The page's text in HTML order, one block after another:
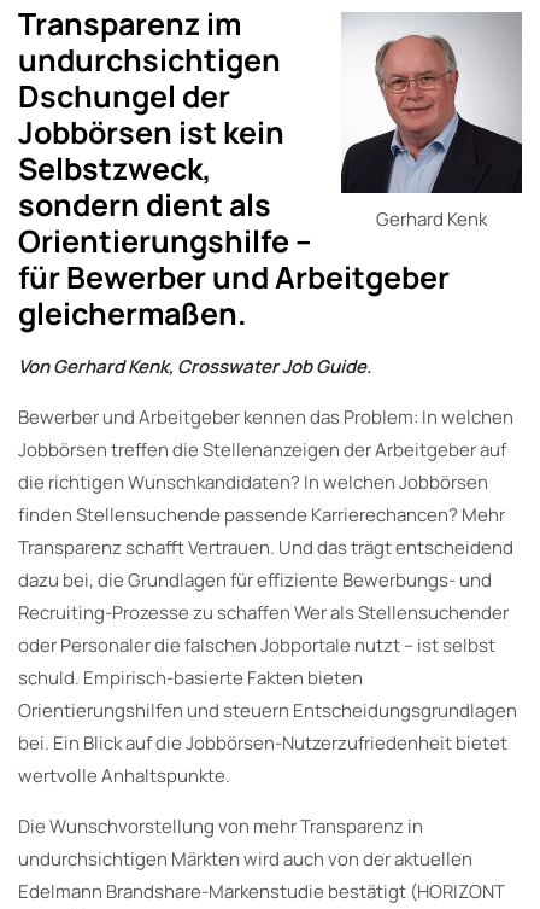
Gerhard Kenk
Transparenz im
undurchsichtigen
Dschungel der
Jobbörsen ist kein
Selbstzweck,
sondern dient als
Orientierungshilfe –
für Bewerber und Arbeitgeber
gleichermaßen.
Von Gerhard Kenk, Crosswater Job Guide.
Bewerber und Arbeitgeber kennen das Problem: In welchen
Jobbörsen treffen die Stellenanzeigen der Arbeitgeber auf
die richtigen Wunschkandidaten? In welchen Jobbörsen
finden Stellensuchende passende Karrierechancen? Mehr
Transparenz schafft Vertrauen. Und das trägt entscheidend
dazu bei, die Grundlagen für effiziente Bewerbungs- und
Recruiting-Prozesse zu schaffen Wer als Stellensuchender
oder Personaler die falschen Jobportale nutzt – ist selbst
schuld. Empirisch-basierte Fakten bieten
Orientierungshilfen und steuern Entscheidungsgrundlagen
bei. Ein Blick auf die Jobbörsen-Nutzerzufriedenheit bietet
wertvolle Anhaltspunkte.
Die Wunschvorstellung von mehr Transparenz in
undurchsichtigen Märkten wird auch von der aktuellen
Edelmann Brandshare-Markenstudie bestätigt (HORIZONT